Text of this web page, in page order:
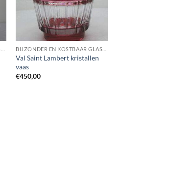
Val Saint Lambert kristallen
vaas
€450,00